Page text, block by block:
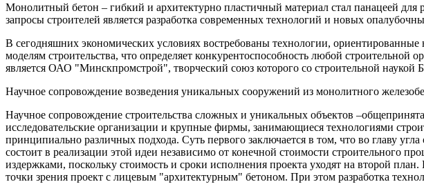
Монолитный бетон – гибкий и архитектурно пластичный материал стал панацеей
запросы строителей является разработка современных технологий и новых
В сегодняшних экономических условиях востребованы технологии,
моделям строительства, что определяет конкурентоспособность любой
является ОАО "Минскпромстрой", творческий союз которого со строительной наукой
Научное сопровождение возведения уникальных сооружений из монолитного
Научное сопровождение строительства сложных и уникальных объектов
исследовательские организации и крупные фирмы, занимающиеся технологиями
принципиально различных подхода. Суть первого заключается в том, что во главу
состоит в реализации этой идеи независимо от конечной стоимости строительного
издержками, поскольку стоимость и сроки исполнения проекта уходят на второй
точки зрения проект с лицевым "архитектурным" бетоном. При этом разработка